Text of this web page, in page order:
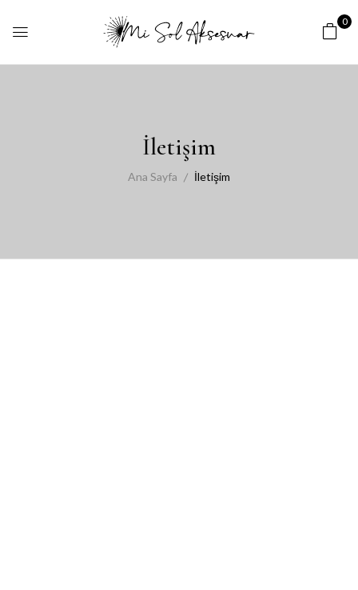
0
İletişim
Ana Sayfa İletişim